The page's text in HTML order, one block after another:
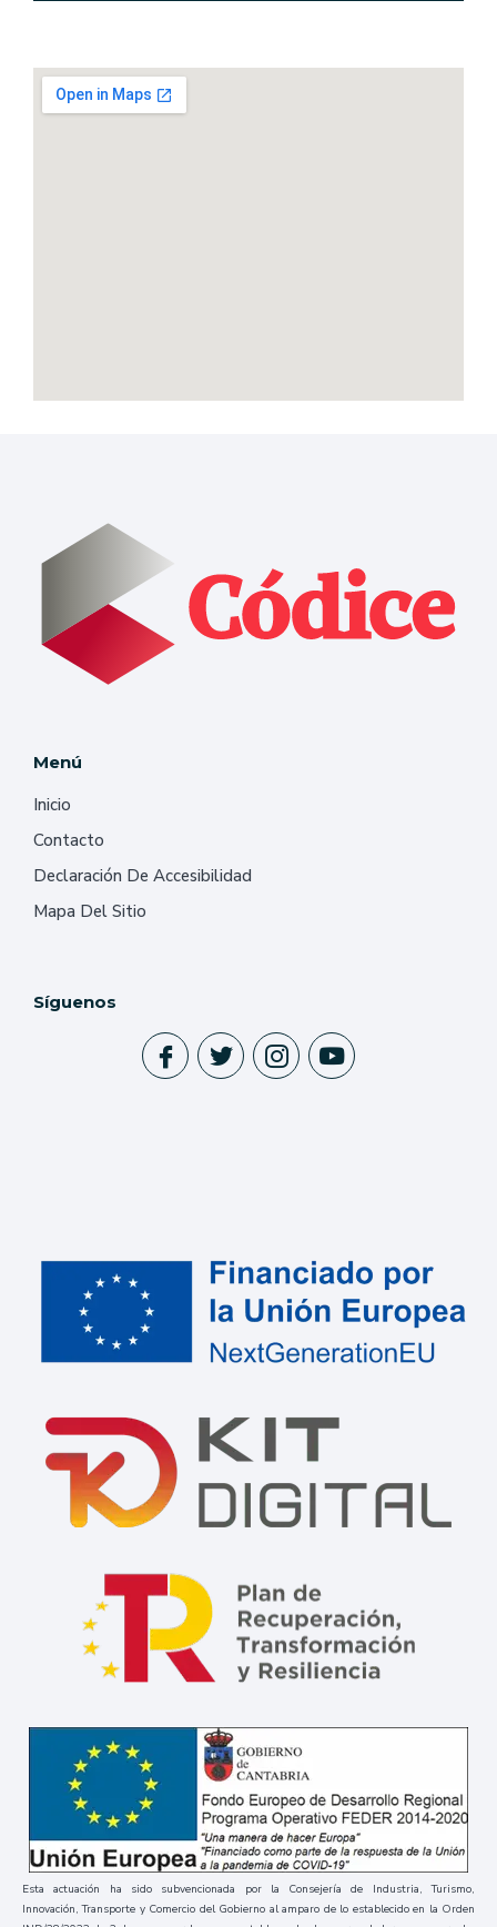
Menú
Inicio
Contacto
Declaración De Accesibilidad
Mapa Del Sitio
Síguenos
Esta actuación ha sido subvencionada por la Consejería de Industria, Turismo,
Innovación, Transporte y Comercio del Gobierno al amparo de lo establecido en la Orden